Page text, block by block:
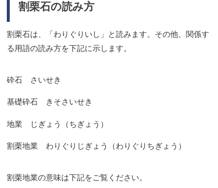
割栗石の読み方
割栗石は、「わりぐりいし」と読みます。その他、関係す
る用語の読み方を下記に示します。
砕石 さいせき
基礎砕石 きそさいせき
地業 じぎょう（ちぎょう）
割栗地業 わりぐりじぎょう（わりぐりちぎょう）
割栗地業の意味は下記をご覧ください。